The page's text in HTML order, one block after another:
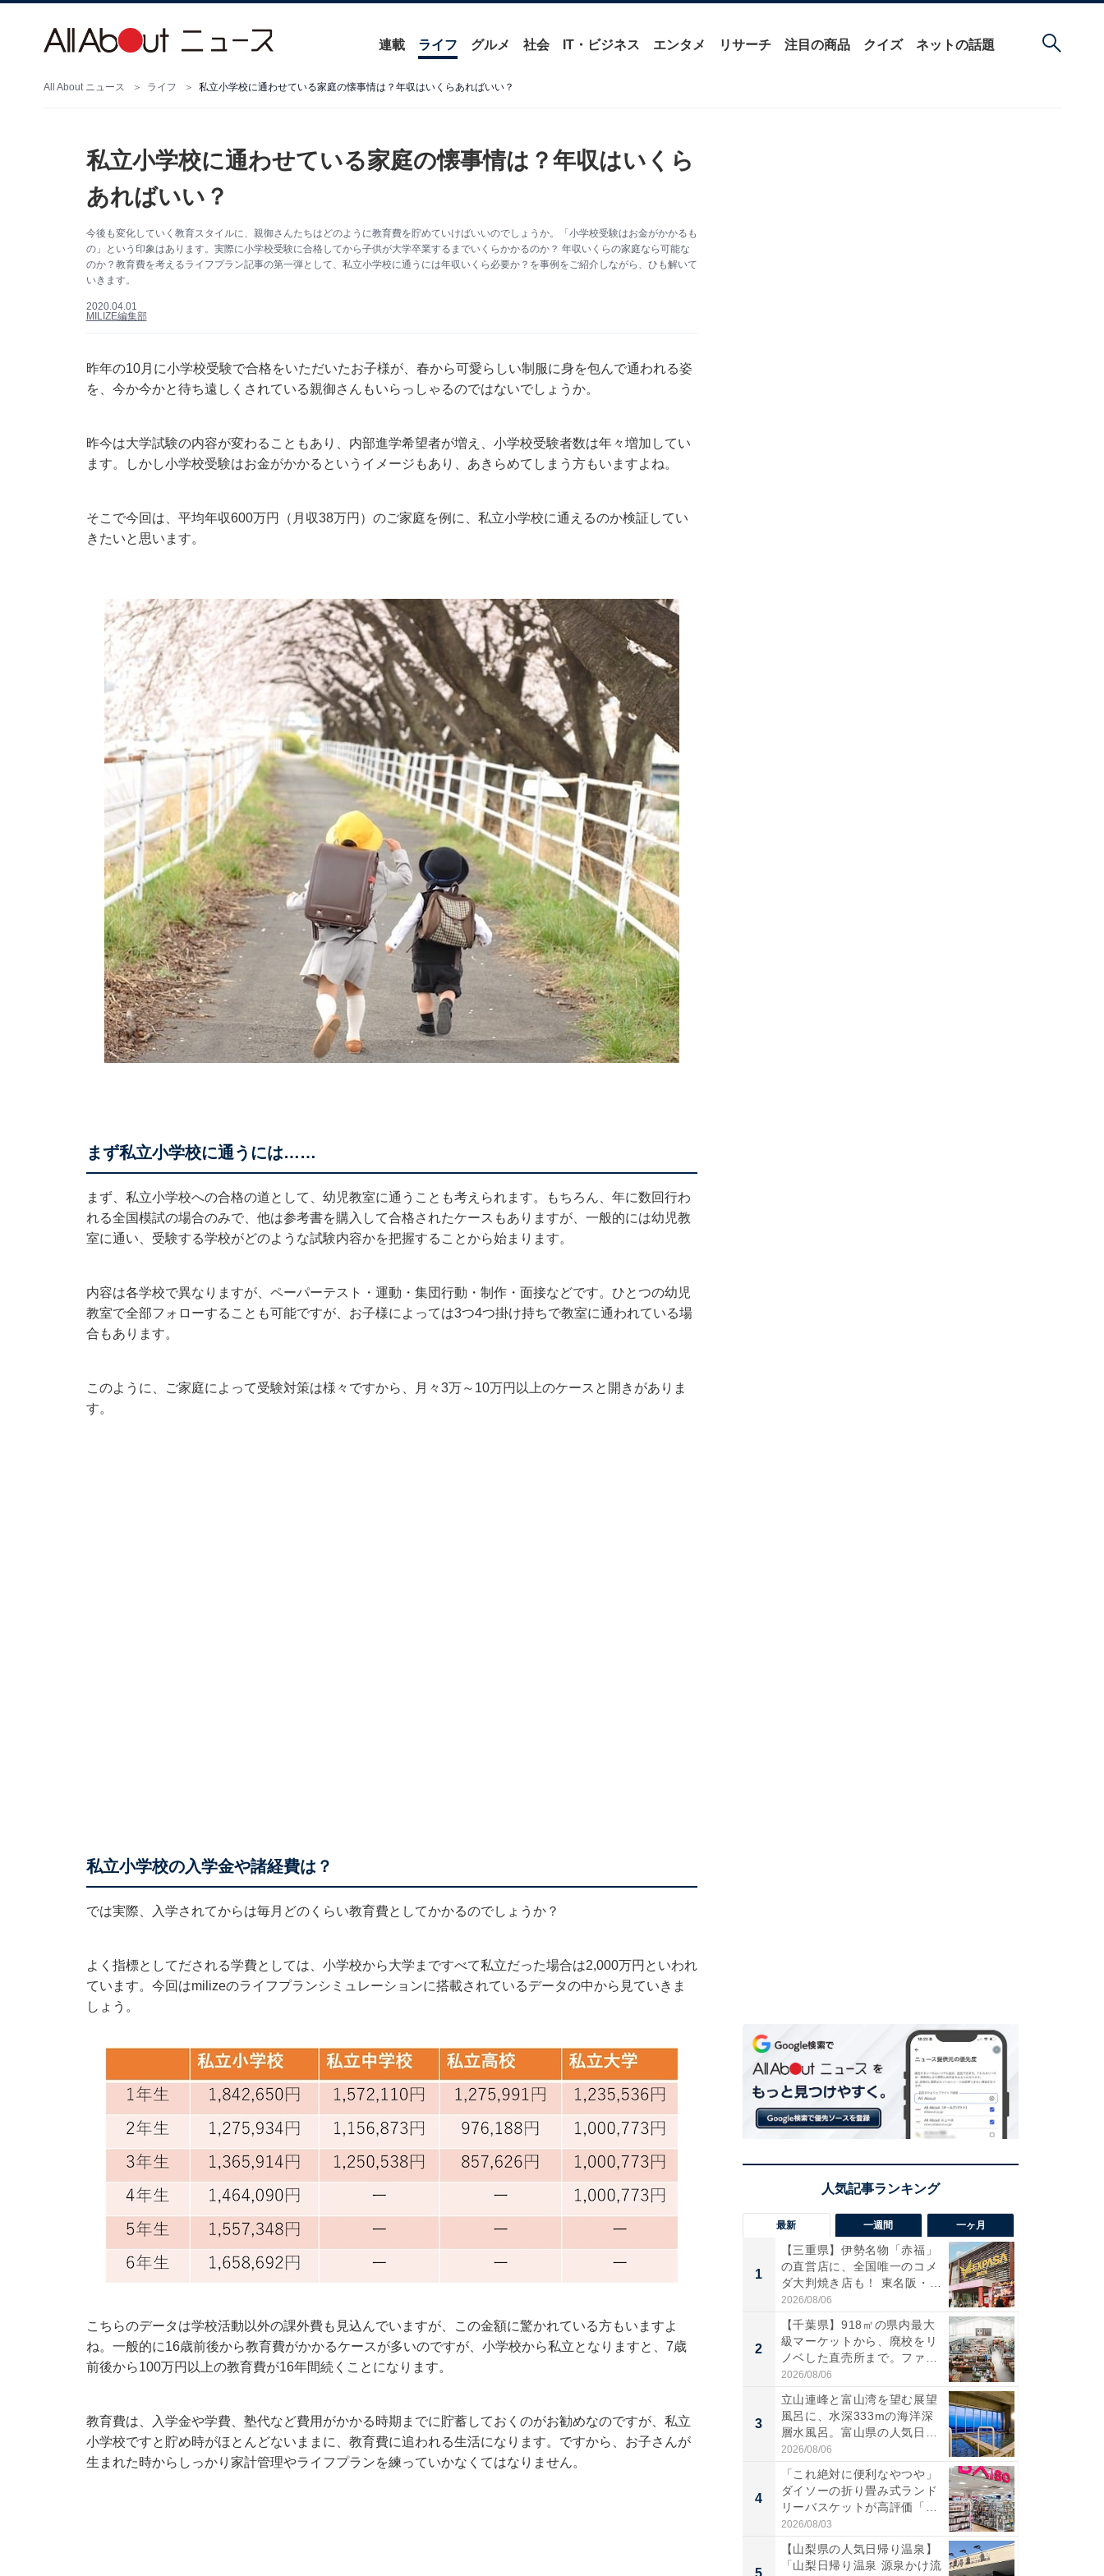
連載 ライフ グルメ 社会 IT・ビジネス エンタメ リサーチ 注目の商品 クイズ ネットの話題
All About ニュース ライフ 私立小学校に通わせている家庭の懐事情は？年収はいくらあればいい？
私立小学校に通わせている家庭の懐事情は？年収はいくら
あればいい？
今後も変化していく教育スタイルに、親御さんたちはどのように教育費を貯めていけばいいのでしょうか。「小学校受験はお金がかかるも
の」という印象はあります。実際に小学校受験に合格してから子供が大学卒業するまでいくらかかるのか？ 年収いくらの家庭なら可能な
のか？教育費を考えるライフプラン記事の第一弾として、私立小学校に通うには年収いくら必要か？を事例をご紹介しながら、ひも解いて
いきます。
2020.04.01
MILIZE編集部
昨年の10月に小学校受験で合格をいただいたお子様が、春から可愛らしい制服に身を包んで通われる姿
を、今か今かと待ち遠しくされている親御さんもいらっしゃるのではないでしょうか。
昨今は大学試験の内容が変わることもあり、内部進学希望者が増え、小学校受験者数は年々増加してい
ます。しかし小学校受験はお金がかかるというイメージもあり、あきらめてしまう方もいますよね。
そこで今回は、平均年収600万円（月収38万円）のご家庭を例に、私立小学校に通えるのか検証してい
きたいと思います。
まず私立小学校に通うには……
まず、私立小学校への合格の道として、幼児教室に通うことも考えられます。もちろん、年に数回行わ
れる全国模試の場合のみで、他は参考書を購入して合格されたケースもありますが、一般的には幼児教
室に通い、受験する学校がどのような試験内容かを把握することから始まります。
内容は各学校で異なりますが、ペーパーテスト・運動・集団行動・制作・面接などです。ひとつの幼児
教室で全部フォローすることも可能ですが、お子様によっては3つ4つ掛け持ちで教室に通われている場
合もあります。
このように、ご家庭によって受験対策は様々ですから、月々3万～10万円以上のケースと開きがありま
す。
私立小学校の入学金や諸経費は？
では実際、入学されてからは毎月どのくらい教育費としてかかるのでしょうか？
よく指標としてだされる学費としては、小学校から大学まですべて私立だった場合は2,000万円といわれ
ています。今回はmilizeのライフプランシミュレーションに搭載されているデータの中から見ていきま
しょう。
こちらのデータは学校活動以外の課外費も見込んでいますが、この金額に驚かれている方もいますよ
ね。一般的に16歳前後から教育費がかかるケースが多いのですが、小学校から私立となりますと、7歳
前後から100万円以上の教育費が16年間続くことになります。
教育費は、入学金や学費、塾代など費用がかかる時期までに貯蓄しておくのがお勧めなのですが、私立
小学校ですと貯め時がほとんどないままに、教育費に追われる生活になります。ですから、お子さんが
生まれた時からしっかり家計管理やライフプランを練っていかなくてはなりません。
最新 一週間 一ヶ月
1
【三重県】伊勢名物「赤福」
の直営店に、全国唯一のコメ
ダ大判焼き店も！ 東名阪・
伊...
2026/08/06
2
【千葉県】918㎡の県内最大
級マーケットから、廃校をリ
ノベした直売所まで。ファ
ー...
2026/08/06
3
立山連峰と富山湾を望む展望
風呂に、水深333mの海洋深
層水風呂。富山県の人気日
帰...
2026/08/06
4
「これ絶対に便利なやつや」
ダイソーの折り畳み式ランド
リーバスケットが高評価「使
わ...
2026/08/03
【山梨県の人気日帰り温泉】
「山梨日帰り温泉 源泉かけ流